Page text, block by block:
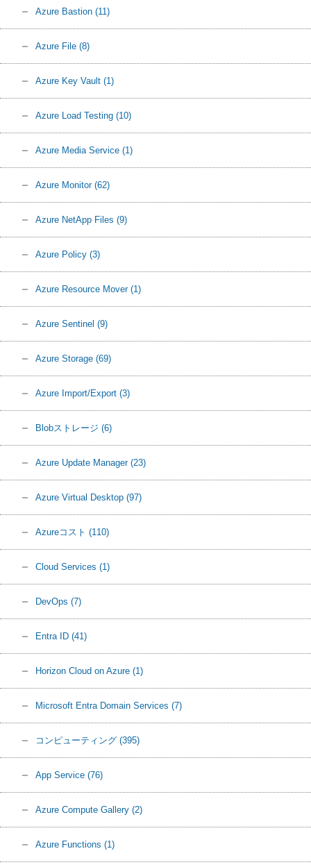
Azure Bastion (11)
Azure File (8)
Azure Key Vault (1)
Azure Load Testing (10)
Azure Media Service (1)
Azure Monitor (62)
Azure NetApp Files (9)
Azure Policy (3)
Azure Resource Mover (1)
Azure Sentinel (9)
Azure Storage (69)
Azure Import/Export (3)
Blobストレージ (6)
Azure Update Manager (23)
Azure Virtual Desktop (97)
Azureコスト (110)
Cloud Services (1)
DevOps (7)
Entra ID (41)
Horizon Cloud on Azure (1)
Microsoft Entra Domain Services (7)
コンピューティング (395)
App Service (76)
Azure Compute Gallery (2)
Azure Functions (1)